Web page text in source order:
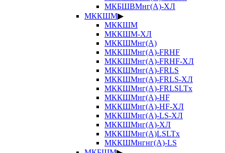
МКБШВМнг(А)-ХЛ
МККШМ▶
МККШМ
МККШМ-ХЛ
МККШМнг(А)
МККШМнг(А)-FRHF
МККШМнг(А)-FRHF-ХЛ
МККШМнг(А)-FRLS
МККШМнг(А)-FRLS-ХЛ
МККШМнг(А)-FRLSLTx
МККШМнг(А)-HF
МККШМнг(А)-HF-ХЛ
МККШМнг(А)-LS-ХЛ
МККШМнг(А)-ХЛ
МККШМнг(А)LSLTx
МККШМнгнг(А)-LS